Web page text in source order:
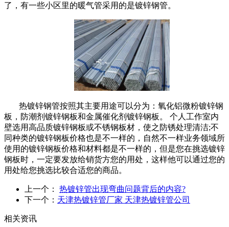
了，有一些小区里的暖气管采用的是镀锌钢管。
热镀锌钢管按照其主要用途可以分为：氧化铝微粉镀锌钢
板，防潮剂镀锌钢板和金属催化剂镀锌钢板。 个人工作室内
壁选用高品质镀锌钢板或不锈钢板材，使之防锈处理清洁;不
同种类的镀锌钢板价格也是不一样的，自然不一样业务领域所
使用的镀锌钢板价格和材料都是不一样的，但是您在挑选镀锌
钢板时，一定要发放给销货方您的用处，这样他可以通过您的
用处给您挑选比较合适您的商品。
上一个： 热镀锌管出现弯曲问题背后的内容?
下一个： 天津热镀锌管厂家 天津热镀锌管公司
相关资讯